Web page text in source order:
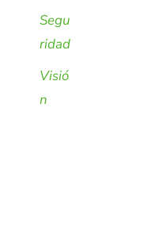
Segu
ridad
Visió
n